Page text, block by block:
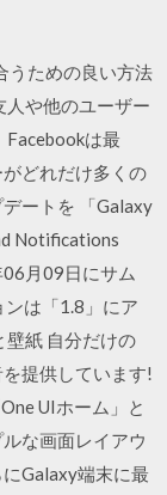
うための良い方法
人や他のユーザー
Facebookは最
どれだけ多くの
ートを 「Galaxy
Notifications
月09日にサム
は「1.8」にア
壁紙 自分だけの
提供しています!
UIホーム」と
な画面レイアウ
Galaxy端末に最